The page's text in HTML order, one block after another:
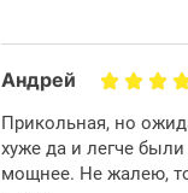
Андрей
Прикольная, но
хуже да и легче
мощнее. Не жалею,